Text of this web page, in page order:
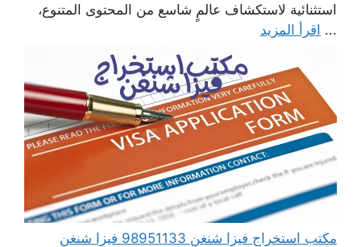
استثنائية لاستكشاف عالمٍ شاسع من المحتوى المتنوع،
... اقرأ المزيد
مكتب استخراج فيزا شنغن 98951133 فيزا شنغن